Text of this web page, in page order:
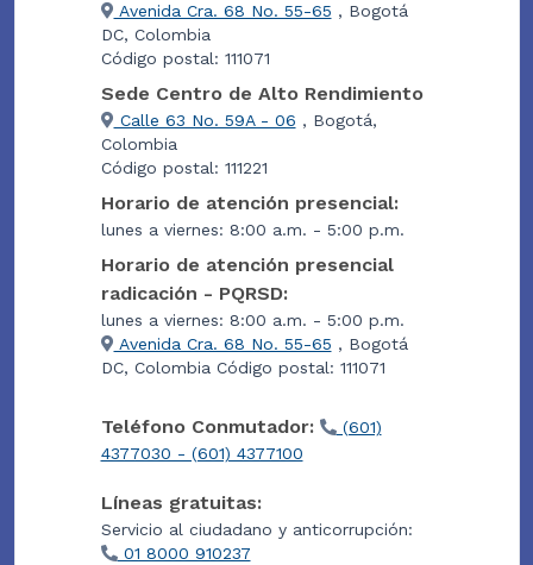
Avenida Cra. 68 No. 55-65 , Bogotá
DC, Colombia
Código postal: 111071
Sede Centro de Alto Rendimiento
Calle 63 No. 59A - 06 , Bogotá,
Colombia
Código postal: 111221
Horario de atención presencial:
lunes a viernes: 8:00 a.m. - 5:00 p.m.
Horario de atención presencial
radicación - PQRSD:
lunes a viernes: 8:00 a.m. - 5:00 p.m.
Avenida Cra. 68 No. 55-65 , Bogotá
DC, Colombia Código postal: 111071
Teléfono Conmutador:
(601)
4377030 - (601) 4377100
Líneas gratuitas:
Servicio al ciudadano y anticorrupción:
01 8000 910237